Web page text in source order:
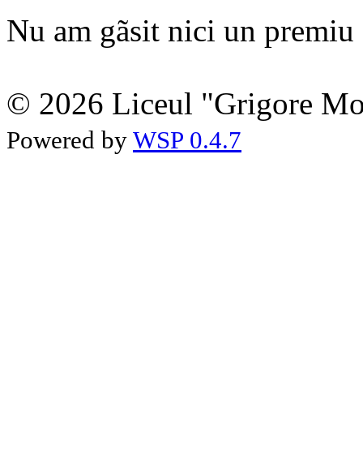
Nu am gãsit nici un premiu
© 2026 Liceul "Grigore
Powered by WSP 0.4.7